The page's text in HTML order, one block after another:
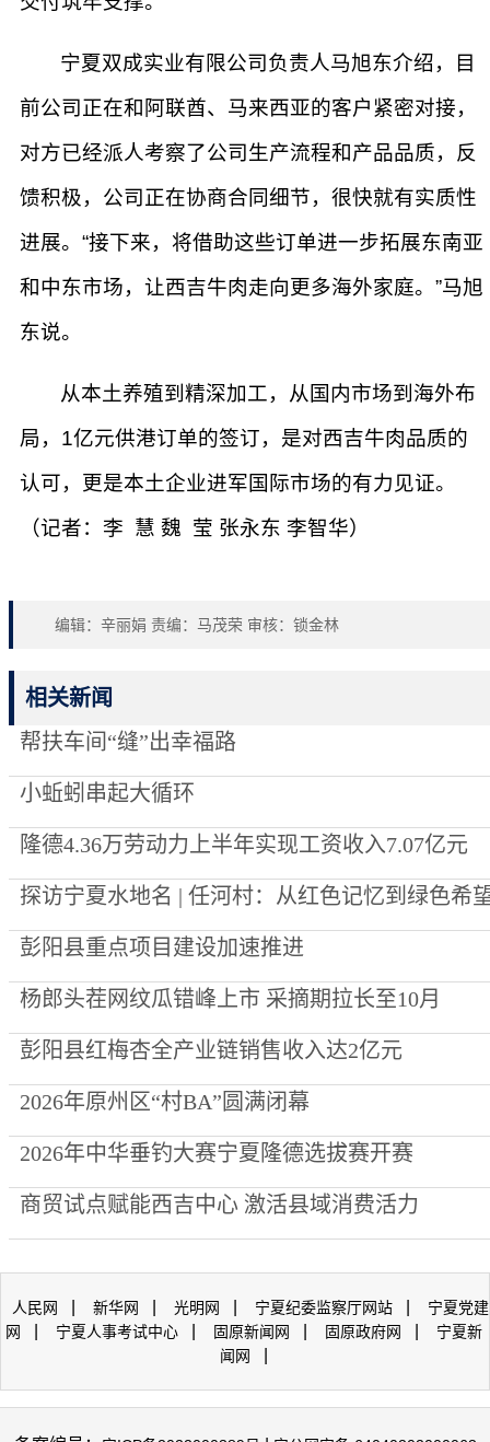
宁夏双成实业有限公司负责人马旭东介绍，目
前公司正在和阿联酋、马来西亚的客户紧密对接，
对方已经派人考察了公司生产流程和产品品质，反
馈积极，公司正在协商合同细节，很快就有实质性
进展。“接下来，将借助这些订单进一步拓展东南亚
和中东市场，让西吉牛肉走向更多海外家庭。”马旭
东说。
从本土养殖到精深加工，从国内市场到海外布
局，1亿元供港订单的签订，是对西吉牛肉品质的
认可，更是本土企业进军国际市场的有力见证。
（记者：李 慧 魏 莹 张永东 李智华）
编辑：辛丽娟 责编：马茂荣 审核：锁金林
相关新闻
帮扶车间“缝”出幸福路
小蚯蚓串起大循环
隆德4.36万劳动力上半年实现工资收入7.07亿元
探访宁夏水地名 | 任河村：从红色记忆到绿色希
彭阳县重点项目建设加速推进
杨郎头茬网纹瓜错峰上市 采摘期拉长至10月
彭阳县红梅杏全产业链销售收入达2亿元
2026年原州区“村BA”圆满闭幕
2026年中华垂钓大赛宁夏隆德选拔赛开赛
商贸试点赋能西吉中心 激活县域消费活力
人民网 新华网 光明网 宁夏纪委监察厅网站
宁夏党建
网
宁夏人事考试中心 固原新闻网 固原政府网
宁夏新
闻网